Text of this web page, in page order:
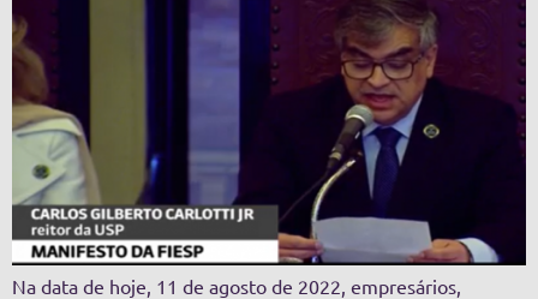
Na data de hoje, 11 de agosto de 2022, empresários,